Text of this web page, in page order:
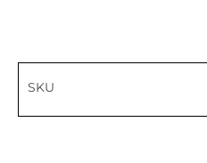
SKU